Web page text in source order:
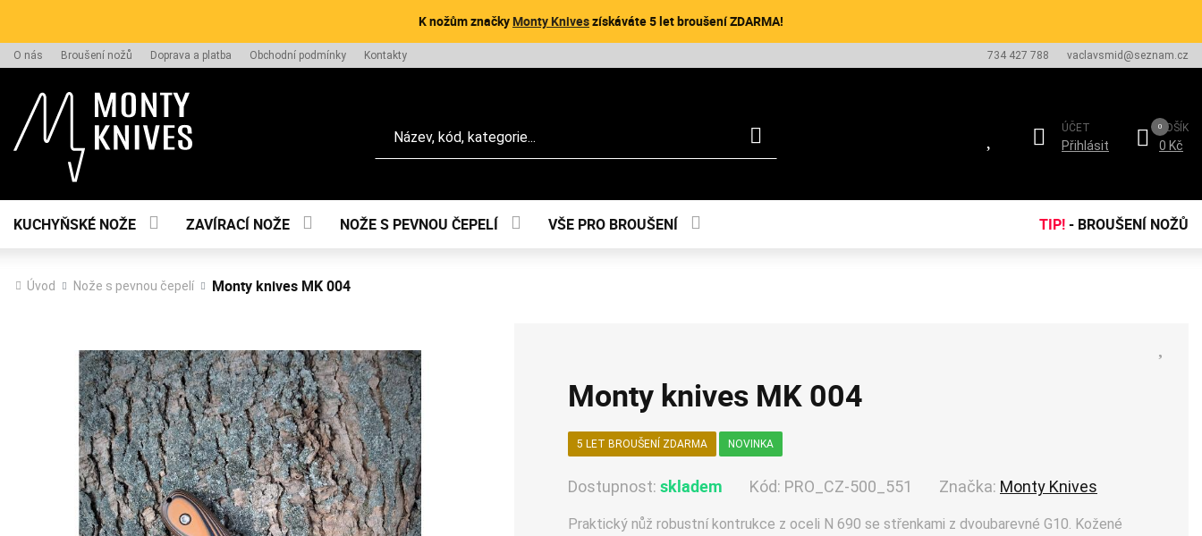
K nožům značkyMonty Kniveszískáváte 5 let broušení ZDARMA!
O nás Broušení nožů Doprava a platba Obchodní podmínky Kontakty 734 427 788 vaclavsmid@seznam.cz
ÚČET
Přihlásit
KOŠÍK
0 Kč
KUCHYŇSKÉ NOŽE ZAVÍRACÍ NOŽE NOŽE S PEVNOU ČEPELÍ VŠE PRO BROUŠENÍ TIP!- BROUŠENÍ NOŽŮ
Úvod Nože s pevnou čepelí Monty knives MK 004
Monty knives MK 004
5 LET BROUŠENÍ ZDARMA NOVINKA
Dostupnost: skladem Kód: PRO_CZ-500_551 Značka: Monty Knives
Praktický nůž robustní kontrukce z oceli N 690 se střenkami z dvoubarevné G10. Kožené